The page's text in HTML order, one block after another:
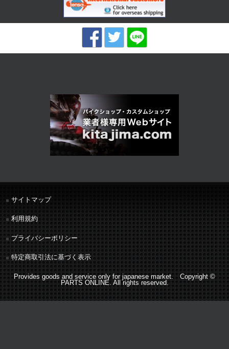
サイトマップ
利用規約
プライバシーポリシー
特定商取引法に基づく表示
Provides goods and service only for japanese market. Copyright ©
PARTS ONLINE. All rights reserved.